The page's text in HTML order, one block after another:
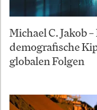
Michael C. Jakob
demografische
globalen Folgen